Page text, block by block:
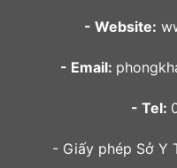
- Website:
- Email:
- Tel:
- Giấy phép Sở Y